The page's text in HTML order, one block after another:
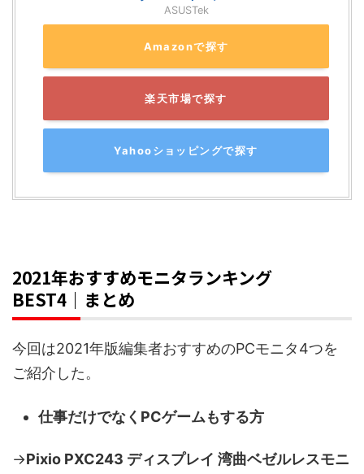
ASUSTek
Amazonで探す
楽天市場で探す
Yahooショッピングで探す
2021年おすすめモニタランキング
BEST4｜まとめ
今回は2021年版編集者おすすめのPCモニタ4つを
ご紹介した。
仕事だけでなくPCゲームもする方
→Pixio PXC243 ディスプレイ 湾曲ベゼルレスモニ